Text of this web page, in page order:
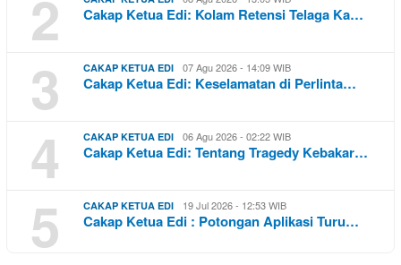
2 Cakap Ketua Edi: Kolam Retensi Telaga Ka…
3 CAKAP KETUA EDI 07 Agu 2026 - 14:09 WIB
Cakap Ketua Edi: Keselamatan di Perlinta…
4 CAKAP KETUA EDI 06 Agu 2026 - 02:22 WIB
Cakap Ketua Edi: Tentang Tragedy Kebakar…
5 CAKAP KETUA EDI 19 Jul 2026 - 12:53 WIB
Cakap Ketua Edi : Potongan Aplikasi Turu…